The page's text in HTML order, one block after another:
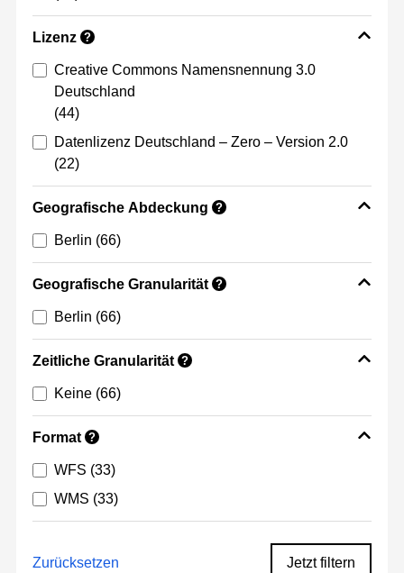
Lizenz ?
Creative Commons Namensnennung 3.0
Deutschland
(44)
Datenlizenz Deutschland – Zero – Version 2.0
(22)
Geografische Abdeckung ?
Berlin (66)
Geografische Granularität ?
Berlin (66)
Zeitliche Granularität ?
Keine (66)
Format ?
WFS (33)
WMS (33)
Zurücksetzen Jetzt filtern